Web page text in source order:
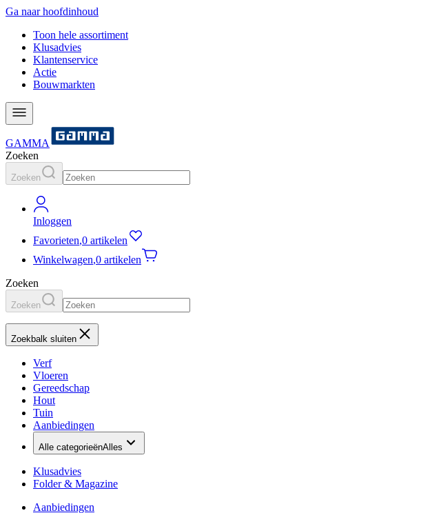
Ga naar hoofdinhoud
Toon hele assortiment
Klusadvies
Klantenservice
Actie
Bouwmarkten
GAMMA
Zoeken
Zoeken
Inloggen
Favorieten,0 artikelen
Winkelwagen,0 artikelen
Zoeken
Zoeken
Zoekbalk sluiten
Verf
Vloeren
Gereedschap
Hout
Tuin
Aanbiedingen
Alle categorieënAlles
Klusadvies
Folder & Magazine
Aanbiedingen